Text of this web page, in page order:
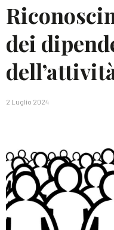
dei
2 Luglio 2024